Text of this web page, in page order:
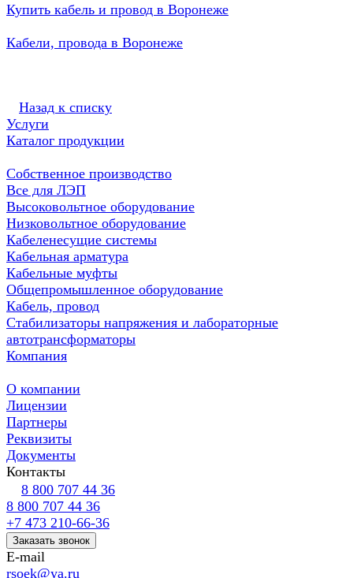
Купить кабель и провод в Воронеже
Кабели, провода в Воронеже
Назад к списку
Услуги
Каталог продукции
Собственное производство
Все для ЛЭП
Высоковольтное оборудование
Низковольтное оборудование
Кабеленесущие системы
Кабельная арматура
Кабельные муфты
Общепромышленное оборудование
Кабель, провод
Стабилизаторы напряжения и лабораторные
автотрансформаторы
Компания
О компании
Лицензии
Партнеры
Реквизиты
Документы
Контакты
8 800 707 44 36
8 800 707 44 36
+7 473 210-66-36
Заказать звонок
E-mail
rsoek@ya.ru